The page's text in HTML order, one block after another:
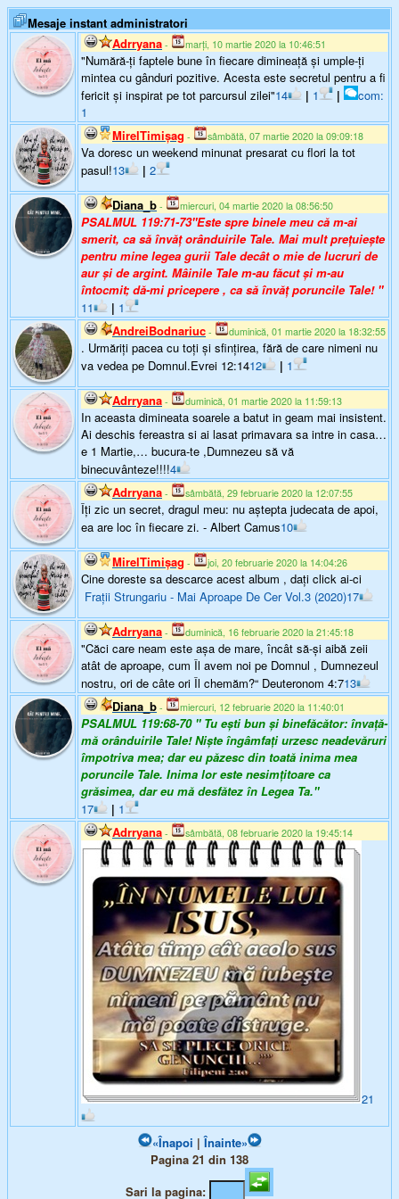
Mesaje instant administratori
Adrryana - marți, 10 martie 2020 la 10:46:51
"Numără-ți faptele bune în fiecare dimineață și umple-ți
mintea cu gânduri pozitive. Acesta este secretul pentru a fi
fericit și inspirat pe tot parcursul zilei"14 | 1 |
com:
1
MirelTimişag - sâmbătă, 07 martie 2020 la 09:09:18
Va doresc un weekend minunat presarat cu flori la tot
pasul!13 | 2
Diana_b - miercuri, 04 martie 2020 la 08:56:50
PSALMUL 119:71-73"Este spre binele meu că m-ai
smerit, ca să învăţ orânduirile Tale. Mai mult preţuiește
pentru mine legea gurii Tale decât o mie de lucruri de
aur și de argint. Mâinile Tale m-au făcut și m-au
întocmit; dă-mi pricepere , ca să învăţ poruncile Tale! "
11
| 1
AndreiBodnariuc - duminică, 01 martie 2020 la 18:32:55
. Urmăriţi pacea cu toţi şi sfinţirea, fără de care nimeni nu
va vedea pe Domnul.Evrei 12:1412 | 1
Adrryana - duminică, 01 martie 2020 la 11:59:13
In aceasta dimineata soarele a batut in geam mai insistent.
Ai deschis fereastra si ai lasat primavara sa intre in casa…
e 1 Martie,… bucura-te ,Dumnezeu să vă
binecuvânteze!!!!4
Adrryana - sâmbătă, 29 februarie 2020 la 12:07:55
Îţi zic un secret, dragul meu: nu aştepta judecata de apoi,
ea are loc în fiecare zi. - Albert Camus10
MirelTimişag - joi, 20 februarie 2020 la 14:04:26
Cine doreste sa descarce acest album , dați click ai-ci
Frații Strungariu - Mai Aproape De Cer Vol.3 (2020)17
Adrryana - duminică, 16 februarie 2020 la 21:45:18
"Căci care neam este aşa de mare, încât să-şi aibă zeii
atât de aproape, cum Îl avem noi pe Domnul , Dumnezeul
nostru, ori de câte ori Îl chemăm?“ Deuteronom 4:713
Diana_b - miercuri, 12 februarie 2020 la 11:40:01
PSALMUL 119:68-70 " Tu ești bun și binefăcător: învaţă-
mă orânduirile Tale! Niște îngâmfaţi urzesc neadevăruri
împotriva mea; dar eu păzesc din toată inima mea
poruncile Tale. Inima lor este nesimţitoare ca
grăsimea, dar eu mă desfătez în Legea Ta."
17
| 1
Adrryana - sâmbătă, 08 februarie 2020 la 19:45:14
21
«Înapoi |Înainte»
Pagina 21 din 138
Sari la pagina: